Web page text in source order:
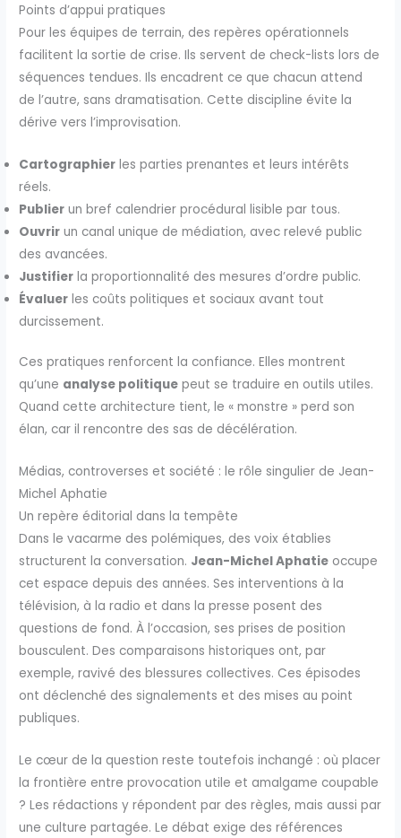
Points d’appui pratiques
Pour les équipes de terrain, des repères opérationnels
facilitent la sortie de crise. Ils servent de check-lists lors de
séquences tendues. Ils encadrent ce que chacun attend
de l’autre, sans dramatisation. Cette discipline évite la
dérive vers l’improvisation.
Cartographier les parties prenantes et leurs intérêts
réels.
Publier un bref calendrier procédural lisible par tous.
Ouvrir un canal unique de médiation, avec relevé public
des avancées.
Justifier la proportionnalité des mesures d’ordre public.
Évaluer les coûts politiques et sociaux avant tout
durcissement.
Ces pratiques renforcent la confiance. Elles montrent
qu’une analyse politique peut se traduire en outils utiles.
Quand cette architecture tient, le « monstre » perd son
élan, car il rencontre des sas de décélération.
Médias, controverses et société : le rôle singulier de Jean-
Michel Aphatie
Un repère éditorial dans la tempête
Dans le vacarme des polémiques, des voix établies
structurent la conversation. Jean-Michel Aphatie occupe
cet espace depuis des années. Ses interventions à la
télévision, à la radio et dans la presse posent des
questions de fond. À l’occasion, ses prises de position
bousculent. Des comparaisons historiques ont, par
exemple, ravivé des blessures collectives. Ces épisodes
ont déclenché des signalements et des mises au point
publiques.
Le cœur de la question reste toutefois inchangé : où placer
la frontière entre provocation utile et amalgame coupable
? Les rédactions y répondent par des règles, mais aussi par
une culture partagée. Le débat exige des références